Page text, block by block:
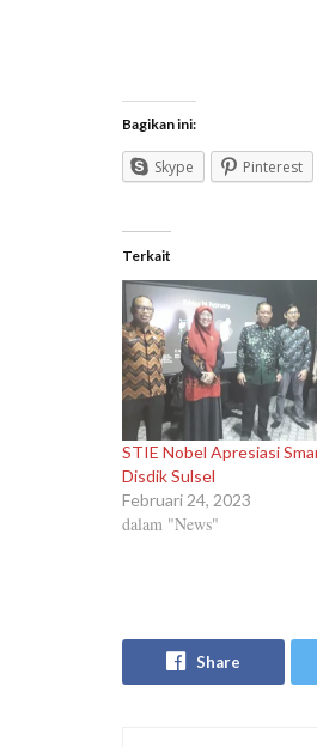
Bagikan ini:
Skype Pinterest
Terkait
STIE Nobel Apresiasi
Disdik Sulsel
Februari 24, 2023
dalam "News"
Share